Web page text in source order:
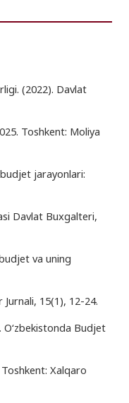
(2022). Davlat
Toshkent: Moliya
jarayonlari:
Davlat Buxgalteri,
va uning
15(1), 12-24.
O‘zbekistonda Budjet
Toshkent: Xalqaro